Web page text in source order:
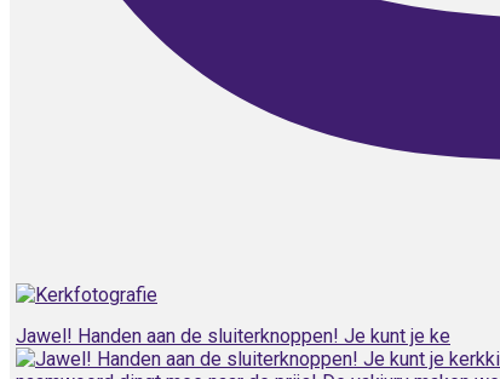
Jawel! Handen aan de sluiterknoppen! Je kunt je ke